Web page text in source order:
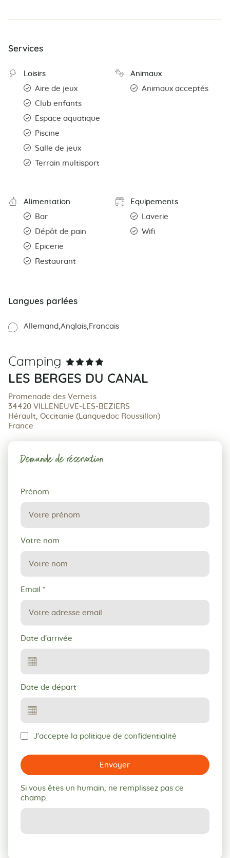
Services
Loisirs
Aire de jeux
Club enfants
Espace aquatique
Piscine
Salle de jeux
Terrain multisport
Animaux
Animaux acceptés
Alimentation
Bar
Dépôt de pain
Epicerie
Restaurant
Equipements
Laverie
Wifi
Langues parlées
Allemand Anglais Francais
Camping
LES BERGES DU CANAL
Promenade des Vernets
34420 VILLENEUVE-LES-BEZIERS
Hérault, Occitanie (Languedoc Roussillon)
France
Demande de réservation
Demande
de
réservation
Prénom
Votre nom
Email *
Date d'arrivée
Date de départ
J'accepte la politique de confidentialité
Envoyer
Si vous êtes un humain, ne remplissez pas ce
champ.